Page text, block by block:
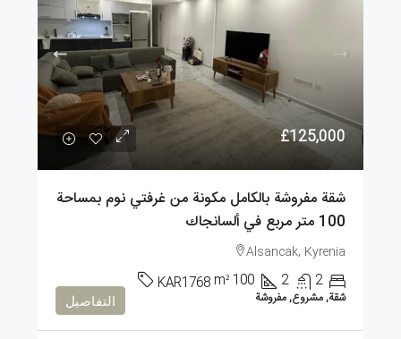
£125,000
شقة مفروشة بالكامل مكونة من غرفتي نوم بمساحة
100 متر مربع في ألسانجاك
Alsancak, Kyrenia
2
2
100
m²
KAR1768
شقة, مشروع, مفروشة التفاصيل